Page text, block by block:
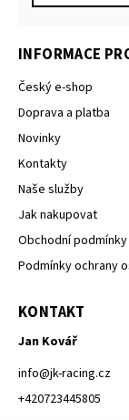
INFORMACE
Český e-shop
Doprava a platba
Novinky
Kontakty
Naše služby
Jak nakupovat
Obchodní podmínky
Podmínky ochrany
KONTAKT
Jan Kovář
info@jk-racing.cz
+420723445805